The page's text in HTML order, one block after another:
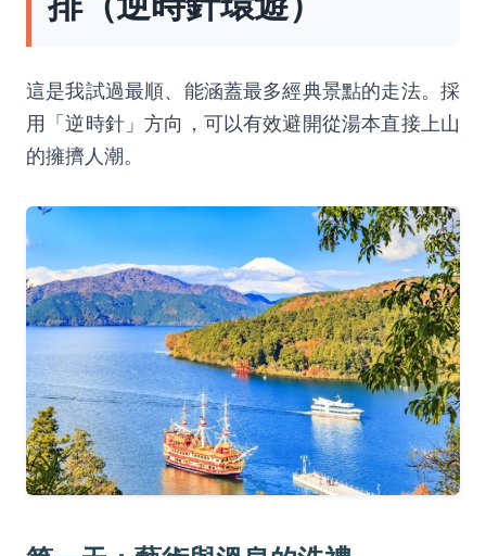
這是我試過最順、能涵蓋最多經典景點的走法。採
用「逆時針」方向，可以有效避開從湯本直接上山
的擁擠人潮。